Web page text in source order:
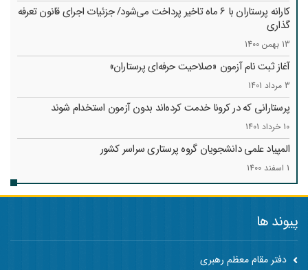
کارانه‌ پرستاران با 6 ماه تاخیر پرداخت می‌شود/ جزئیات اجرای قانون تعرفه
گذاری
13 بهمن 1400
آغاز ثبت نام آزمون «صلاحیت حرفه‌ای پرستاران»
3 مرداد 1401
پرستارانی که در کرونا خدمت کرد‌ه‌اند بدون آزمون استخدام شوند
10 خرداد 1401
المپیاد علمی دانشجویان گروه پرستاری سراسر کشور
1 اسفند 1400
پیوند ها
دفتر مقام معظم رهبری